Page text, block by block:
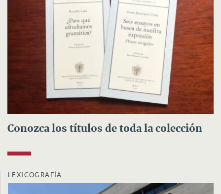
Conozca los títulos de toda la colección
LEXICOGRAFÍA